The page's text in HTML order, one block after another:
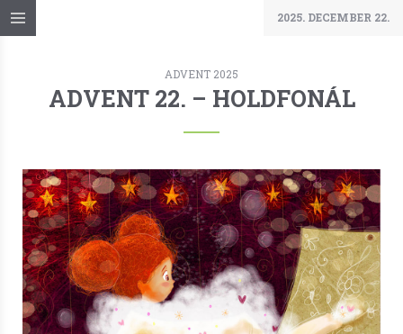
2025. DECEMBER 22.
ADVENT 2025
ADVENT 22. – HOLDFONÁL